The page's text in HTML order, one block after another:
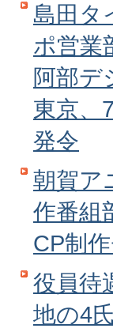
島田タ
ポ営業
阿部デ
東京、
発令
朝賀ア
作番組
CP制
役員待
地の4